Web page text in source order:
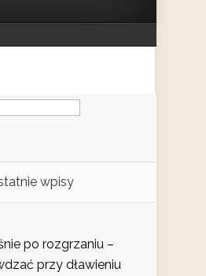
wpisy
po rozgrzaniu –
przy dławieniu